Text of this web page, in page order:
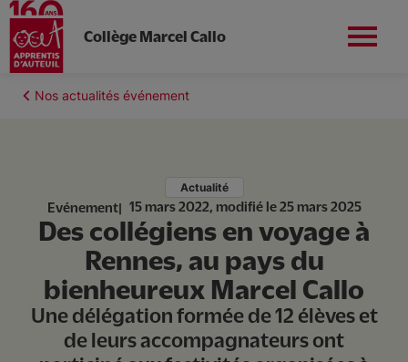
Collège Marcel Callo
Le collège
Activités
L'école inclusive
Fil Nos actualités événement
Actualité
Evénement 15 mars 2022, modifié le 25 mars 2025
Des collégiens en voyage à
Rennes, au pays du
bienheureux Marcel Callo
Une délégation formée de 12 élèves et
de leurs accompagnateurs ont